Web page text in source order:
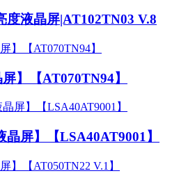
度液晶屏|AT102TN03 V.8
屏】【AT070TN94】
晶屏】【LSA40AT9001】